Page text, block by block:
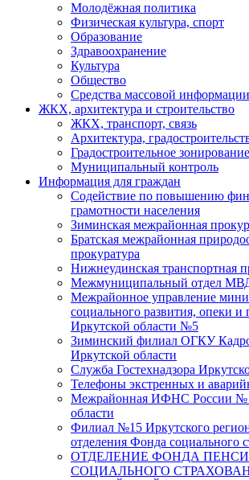
Молодёжная политика
Физическая культура, спорт
Образование
Здравоохранение
Культура
Общество
Средства массовой информации
ЖКХ, архитектура и строительство
ЖКХ, транспорт, связь
Архитектура,
Градостроительное зонирование
Муниципальный контроль
Информация для граждан
Содействие по повышению
грамотности населения
Зиминская межрайонная
Братская межрайонная
прокуратура
Нижнеудинская транспортная
Межмуниципальный отдел
Межрайонное управление
социального развития, опеки и
Иркутской области №5
Зиминский филиал ОГКУ
Иркутской области
Служба Гостехнадзора
Телефоны экстренных и
Межрайонная ИФНС России №
области
Филиал №15 Иркутского
отделения Фонда социального
ОТДЕЛЕНИЕ ФОНДА
СОЦИАЛЬНОГО